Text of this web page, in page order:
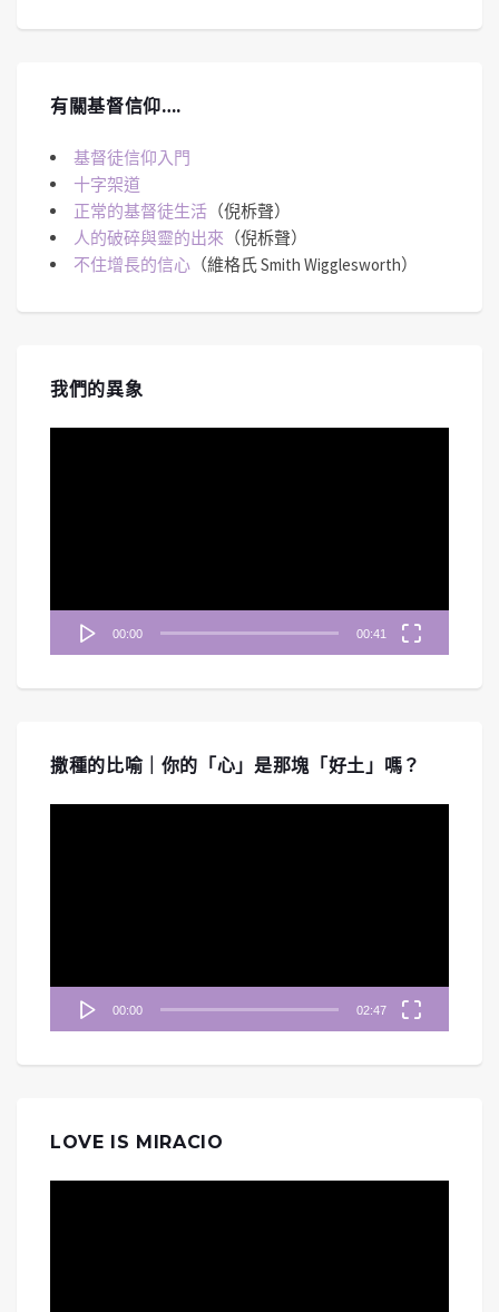
有關基督信仰….
基督徒信仰入門
十字架道
正常的基督徒生活 （倪柝聲）
人的破碎與靈的出來 （倪柝聲）
不住增長的信心 （維格氏 Smith Wigglesworth）
我們的異象
00:00 00:41
撒種的比喻｜你的「心」是那塊「好土」嗎？
00:00 02:47
LOVE IS MIRACIO